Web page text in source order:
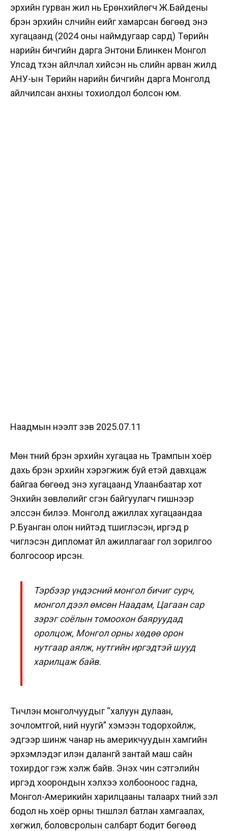
эрхийн гурван жил нь Ерөнхийлөгч Ж.Байдены
бүрэн эрхийн сүүлчийн үеийг хамарсан бөгөөд энэ
хугацаанд (2024 оны наймдугаар сард) Төрийн
нарийн бичгийн дарга Энтони Блинкен Монгол
Улсад түүхэн айлчлал хийсэн нь сүүлийн арван жилд
АНУ-ын Төрийн нарийн бичгийн дарга Монголд
айлчилсан анхны тохиолдол болсон юм.
Наадмын нээлт үзэв 2025.07.11
Мөн түүний бүрэн эрхийн хугацаа нь Трампын хоёр
дахь бүрэн эрхийн хэрэгжиж буй үетэй давхцаж
байгаа бөгөөд энэ хугацаанд Улаанбаатар хот
Энхийн зөвлөлийг үүсгэн байгуулагч гишүүнээр
элссэн билээ. Монголд ажиллах хугацаандаа
Р.Буанган олон нийтэд түшиглэсэн, иргэд рүү
чиглэсэн дипломат үйл ажиллагааг гол зорилгоо
болгосоор ирсэн.
Тэрбээр үндэсний монгол бичиг сурч,
монгол дээл өмсөн Наадам, Цагаан сар
зэрэг соёлын томоохон баяруудад
оролцож, Монгол орны хөдөө орон
нутгаар аялж, нутгийн иргэдтэй шууд
харилцаж байв.
Түүнчлэн монголчуудыг “халуун дулаан,
зочломтгой, ний нуугүй” хэмээн тодорхойлж,
эдгээр шинж чанар нь америкчуудын хамгийн
эрхэмлэдэг илэн далангүй зантай маш сайн
тохирдог гэж хэлж байв. Энэхүү чин сэтгэлийн
иргэд хоорондын хэлхээ холбооноос гадна,
Монгол-Америкийн харилцааны талаарх түүний үзэл
бодол нь хоёр орны түншлэл батлан хамгаалах,
хөгжил, боловсролын салбарт бодит бөгөөд